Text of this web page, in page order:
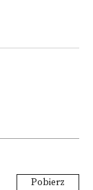
Pobierz